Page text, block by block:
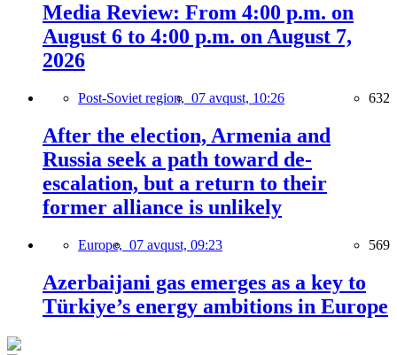
Media Review: From 4:00 p.m. on
August 6 to 4:00 p.m. on August 7,
2026
Post-Soviet region, 07 avqust, 10:26 632
After the election, Armenia and
Russia seek a path toward de-
escalation, but a return to their
former alliance is unlikely
Europe, 07 avqust, 09:23 569
Azerbaijani gas emerges as a key to
Türkiye’s energy ambitions in Europe